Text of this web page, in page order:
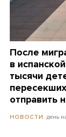
После
в
тысячи
отправить
НОВОСТИ день